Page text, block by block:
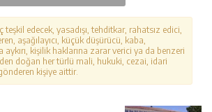
teşkil edecek, yasadışı, tehditkar, rahatsız edici,
aşağılayıcı, küçük düşürücü, kaba,
kişilik haklarına zarar verici ya da benzeri
doğan her türlü mali, hukuki, cezai, idari
kişiye aittir.